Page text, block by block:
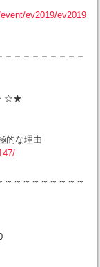
ev2019/ev2019
＝＝＝＝＝＝＝＝
☆★
的な理由
～～～～～～～～